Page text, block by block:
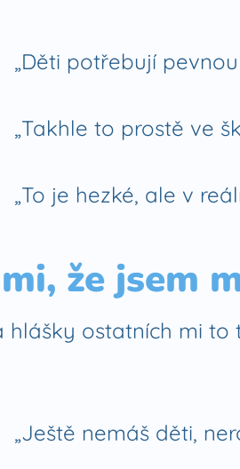
„Děti potřebují
„Takhle to prostě ve
„To je hezké, ale v
že jsem
hlášky ostatních mi
„Ještě nemáš děti,